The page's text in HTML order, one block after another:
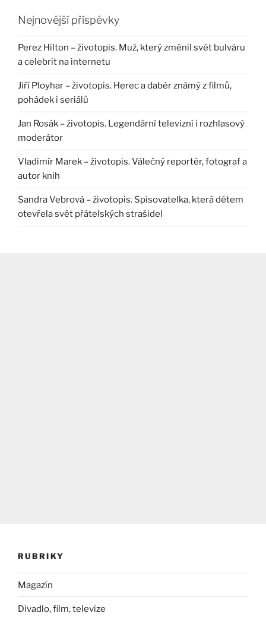
Nejnovější příspěvky
Perez Hilton – životopis. Muž, který změnil svět bulváru
a celebrit na internetu
Jiří Ployhar – životopis. Herec a dabér známý z filmů,
pohádek i seriálů
Jan Rosák – životopis. Legendární televizní i rozhlasový
moderátor
Vladimír Marek – životopis. Válečný reportér, fotograf a
autor knih
Sandra Vebrová – životopis. Spisovatelka, která dětem
otevřela svět přátelských strašidel
RUBRIKY
Magazín
Divadlo, film, televize